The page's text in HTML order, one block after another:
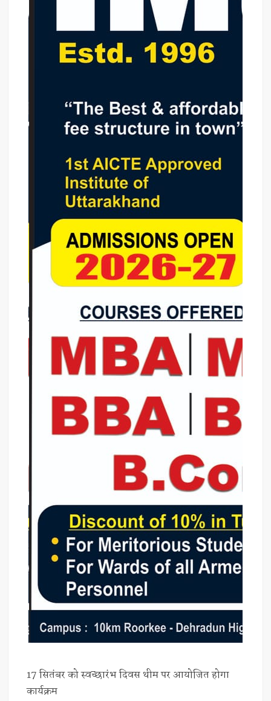
17 सितंबर को स्वच्छारंभ दिवस थीम पर आयोजित होगा
कार्यक्रम